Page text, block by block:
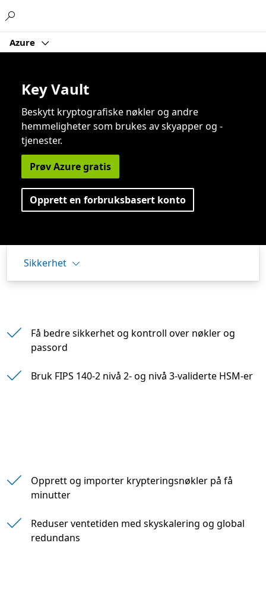
Azure
Key Vault
Beskytt kryptografiske nøkler og andre
hemmeligheter som brukes av skyapper og -
tjenester.
Prøv Azure gratis
Opprett en forbruksbasert konto
Sikkerhet
" "
Få bedre sikkerhet og kontroll over nøkler og
passord
" "
Bruk FIPS 140-2 nivå 2- og nivå 3-validerte HSM-er
Opprett og importer krypteringsnøkler på få
minutter
" "
Reduser ventetiden med skyskalering og global
redundans